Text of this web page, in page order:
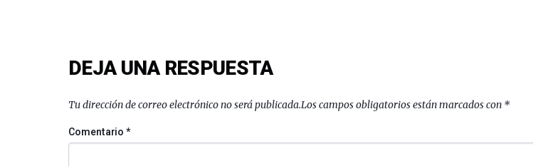
DEJA UNA RESPUESTA
Tu dirección de correo electrónico no será publicada.Los campos obligatorios están marcados con *
Comentario*